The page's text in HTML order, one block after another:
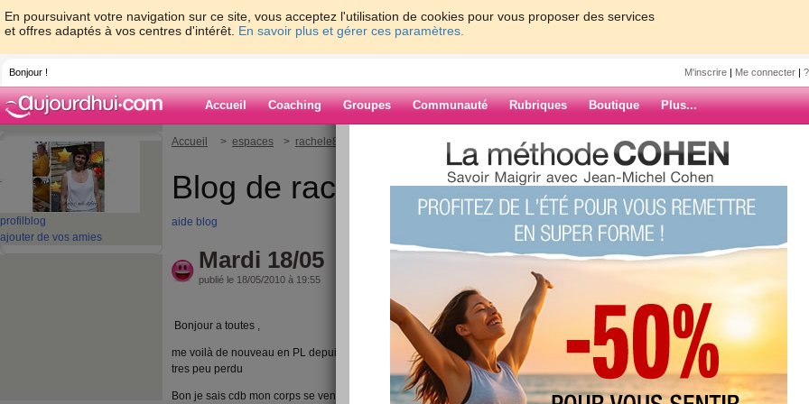
En poursuivant votre navigation sur ce site, vous acceptez l'utilisation de cookies pour vous proposer des services
et offres adaptés à vos centres d'intérêt. En savoir plus et gérer ces paramètres.
Bonjour ! M'inscrire | Me connecter |
Accueil Coaching Groupes Communauté Rubriques Boutique Plus...
profil blog
ajouter de vos amies
Accueil > espaces > rachele88
Blog de rachele88
aide blog
Mardi 18/05
publié le 18/05/2010 à 19:55
Bonjour a toutes ,
me voilà de nouveau en PL depuis ce matin , un peu décue de ma phase PP car
tres peu perdu
Bon je sais cdb mon corps se venge mais heuuuuuuuuuuuuu
ARCHIVES